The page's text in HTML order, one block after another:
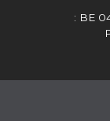
: BE